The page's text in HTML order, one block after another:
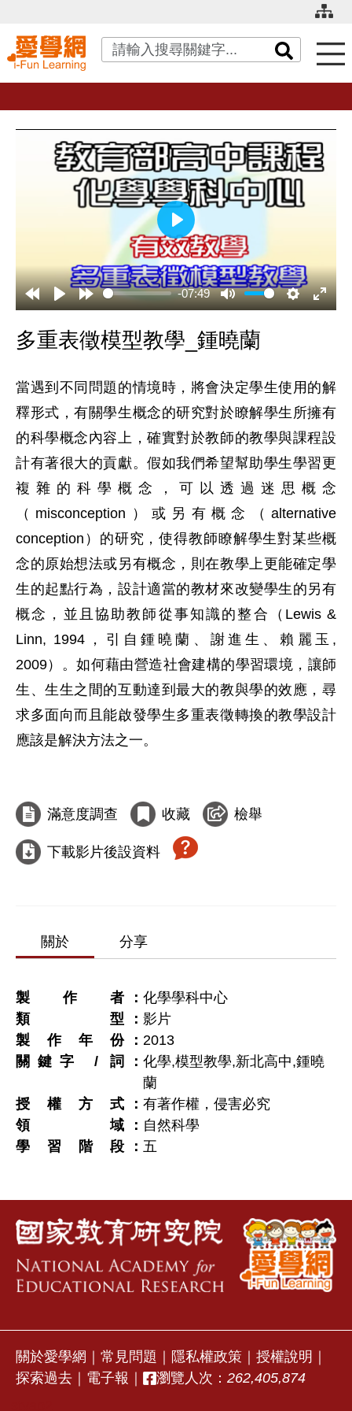
關鍵字搜尋
-07:49
播
放
多重表徵模型教學_鍾曉蘭
當遇到不同問題的情境時，將會決定學生使用的解
釋形式，有關學生概念的研究對於瞭解學生所擁有
的科學概念內容上，確實對於教師的教學與課程設
計有著很大的貢獻。假如我們希望幫助學生學習更
複雜的科學概念，可以透過迷思概念
（misconception）或另有概念（alternative
conception）的研究，使得教師瞭解學生對某些概
念的原始想法或另有概念，則在教學上更能確定學
生的起點行為，設計適當的教材來改變學生的另有
概念，並且協助教師從事知識的整合（Lewis &
Linn, 1994，引自鍾曉蘭、謝進生、賴麗玉,
2009）。如何藉由營造社會建構的學習環境，讓師
生、生生之間的互動達到最大的教與學的效應，尋
求多面向而且能啟發學生多重表徵轉換的教學設計
應該是解決方法之一。
滿意度調查 收藏 檢舉
下載影片後設資料
關於 分享
製作者
化學學科中心
類型
影片
製作年份
2013
關鍵字 / 詞
化學,模型教學,新北高中,鍾曉
蘭
授權方式
有著作權，侵害必究
領域
自然科學
學習階段
五
關於愛學網 常見問題 隱私權政策 授權說明
探索過去
電子報 瀏覽人次： 262,405,874